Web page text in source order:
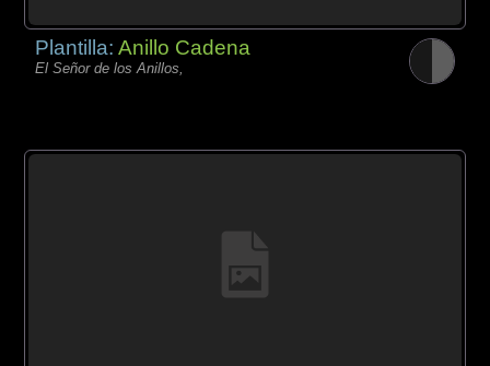
Plantilla:Anillo Cadena
El Señor de los Anillos,